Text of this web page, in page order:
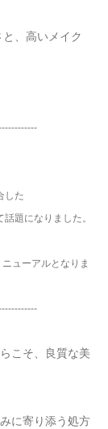
、高いメイク
した
題になりました。
ューアルとなりま
こそ、良質な美
に寄り添う処方